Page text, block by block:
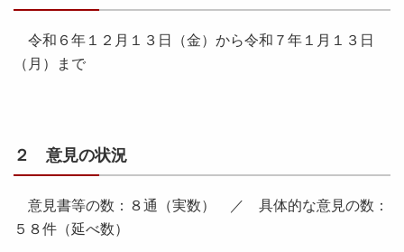
令和６年１２月１３日（金）から令和７年１月１３日
（月）まで
２ 意見の状況
意見書等の数：８通（実数） ／ 具体的な意見の数：
５８件（延べ数）